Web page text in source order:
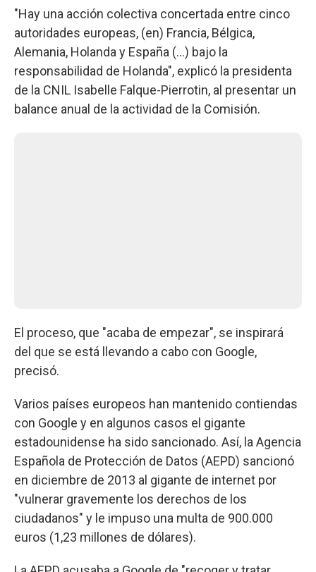
"Hay una acción colectiva concertada entre cinco
autoridades europeas, (en) Francia, Bélgica,
Alemania, Holanda y España (...) bajo la
responsabilidad de Holanda", explicó la presidenta
de la CNIL Isabelle Falque-Pierrotin, al presentar un
balance anual de la actividad de la Comisión.
El proceso, que "acaba de empezar", se inspirará
del que se está llevando a cabo con Google,
precisó.
Varios países europeos han mantenido contiendas
con Google y en algunos casos el gigante
estadounidense ha sido sancionado. Así, la Agencia
Española de Protección de Datos (AEPD) sancionó
en diciembre de 2013 al gigante de internet por
"vulnerar gravemente los derechos de los
ciudadanos" y le impuso una multa de 900.000
euros (1,23 millones de dólares).